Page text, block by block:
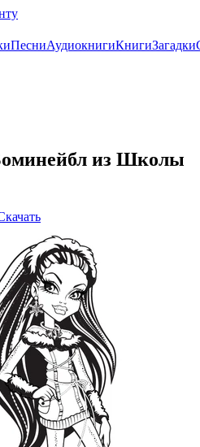
ПесниАудиокнигиКнигиЗагадки
из Школы